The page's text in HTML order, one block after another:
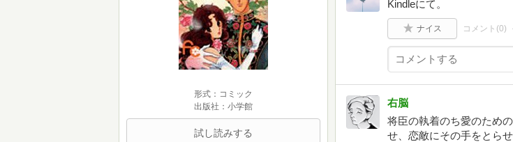
形式：コミック
出版社：小学館
試し読みする
Kindleにて。
ナイス コメント(0)
右脳
将臣の執着のち愛のため
せ、恋敵にその手をとら